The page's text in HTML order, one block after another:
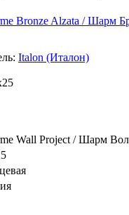
Italon (Италон)
Wall Project / Шарм